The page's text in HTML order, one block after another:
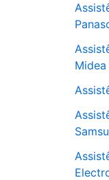
Midea